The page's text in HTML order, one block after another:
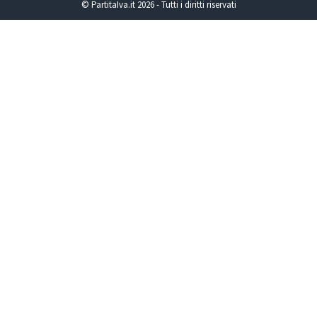
© PartitaIva.it 2026 - Tutti i diritti riservati